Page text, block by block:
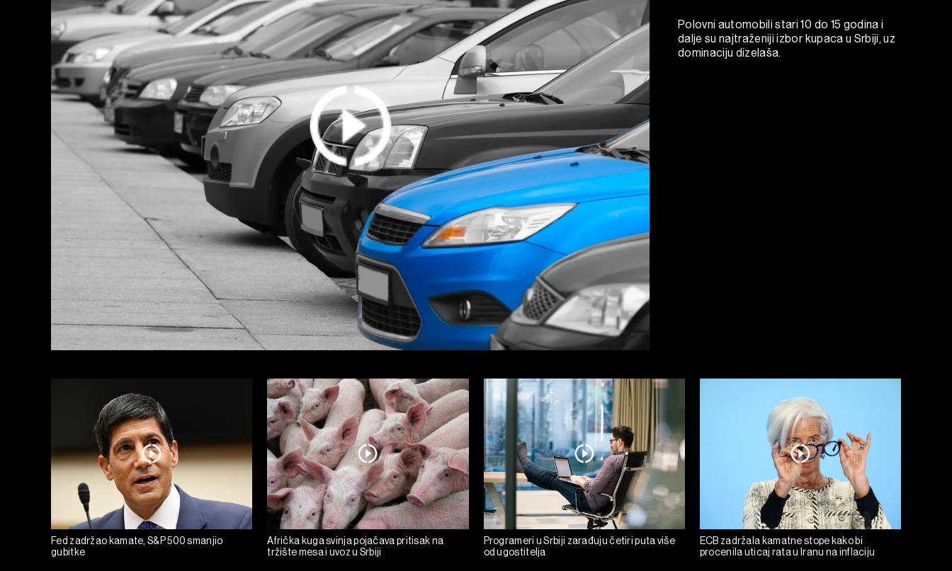
Polovni automobili stari 10 do 15 godina i
dalje su najtraženiji izbor kupaca u Srbiji, uz
dominaciju dizelaša.
Fed zadržao kamate, S&P 500 smanjio
gubitke
Afrička kuga svinja pojačava pritisak na
tržište mesa i uvoz u Srbiji
Programeri u Srbiji zarađuju četiri puta više
od ugostitelja
ECB zadržala kamatne stope kako bi
procenila uticaj rata u Iranu na inflaciju